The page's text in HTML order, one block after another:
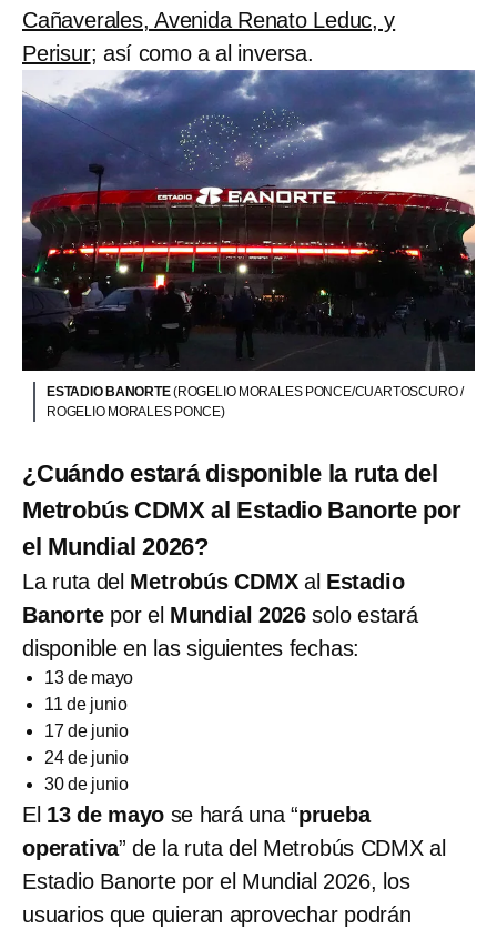
Cañaverales, Avenida Renato Leduc, y
Perisur; así como a al inversa.
ESTADIO BANORTE(ROGELIO MORALES PONCE/CUARTOSCURO /
ROGELIO MORALES PONCE)
¿Cuándo estará disponible la ruta del
Metrobús CDMX al Estadio Banorte por
el Mundial 2026?
La ruta del Metrobús CDMX al Estadio
Banortepor el Mundial 2026 solo estará
disponible en las siguientes fechas:
13 de mayo
11 de junio
17 de junio
24 de junio
30 de junio
El 13 de mayo se hará una “prueba
operativa” de la ruta del Metrobús CDMX al
Estadio Banorte por el Mundial 2026, los
usuarios que quieran aprovechar podrán